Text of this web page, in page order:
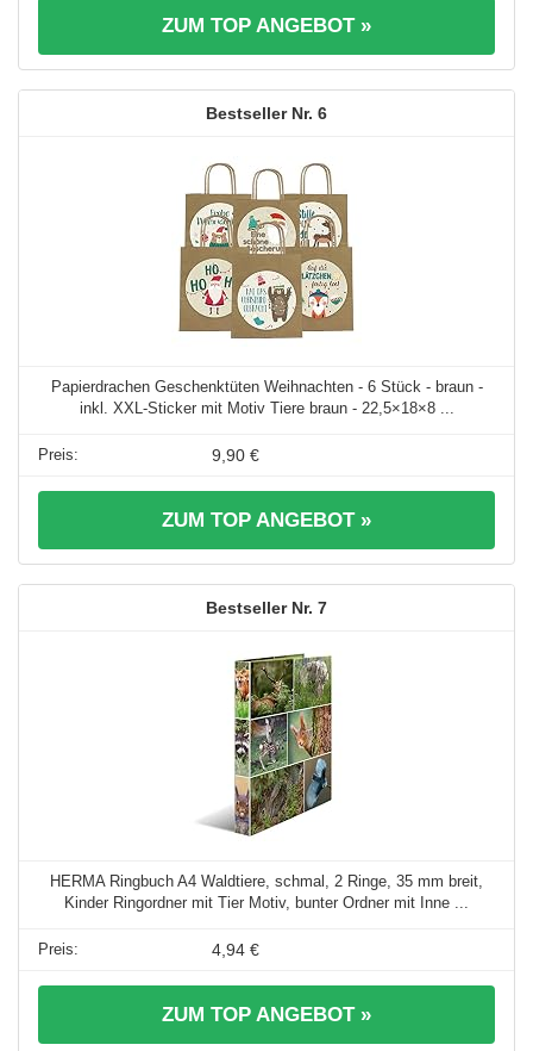
ZUM TOP ANGEBOT »
6
Papierdrachen Geschenktüten Weihnachten - 6 Stück - braun -
inkl. XXL-Sticker mit Motiv Tiere braun - 22,5×18×8 ...
9,90 €
ZUM TOP ANGEBOT »
7
HERMA Ringbuch A4 Waldtiere, schmal, 2 Ringe, 35 mm breit,
Kinder Ringordner mit Tier Motiv, bunter Ordner mit Inne ...
4,94 €
ZUM TOP ANGEBOT »